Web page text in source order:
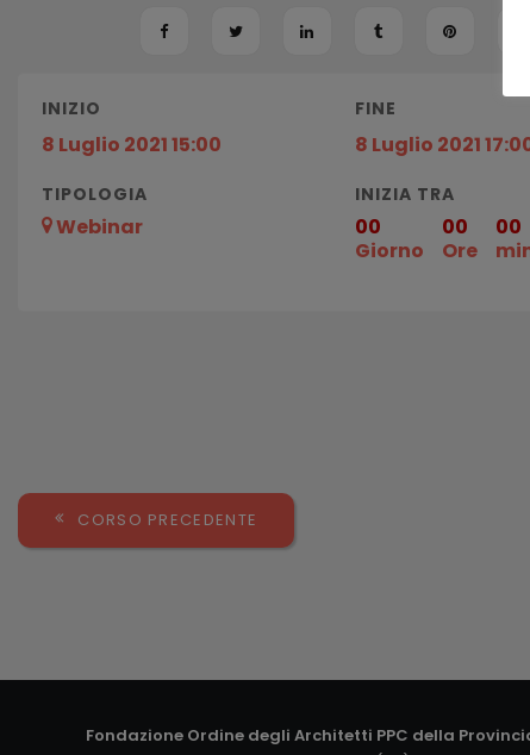
INIZIO
8 Luglio 2021 15:00
FINE
8 Luglio 2021
TIPOLOGIA
Webinar
INIZIA TRA
00
Giorno
00
Ore
00
CORSO PRECEDENTE
Fondazione Ordine degli Architetti PPC della